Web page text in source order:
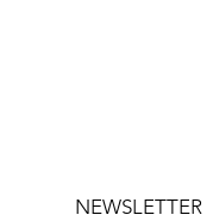
NEWSLETTER